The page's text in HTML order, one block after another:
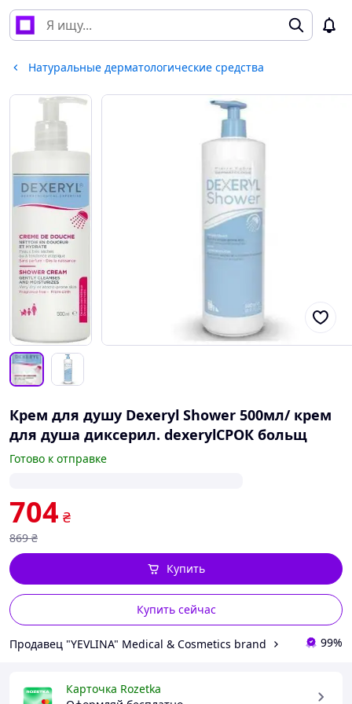
Натуральные дерматологические средства
Крем для душу Dexeryl Shower 500мл/ крем
для душа диксерил. dexerylСРОК больщ
Готово к отправке
704 ₴
869 ₴
Купить сейчас
Купить
Продавец "YEVLINA" Medical & Cosmetics brand 99%
Карточка Rozetka